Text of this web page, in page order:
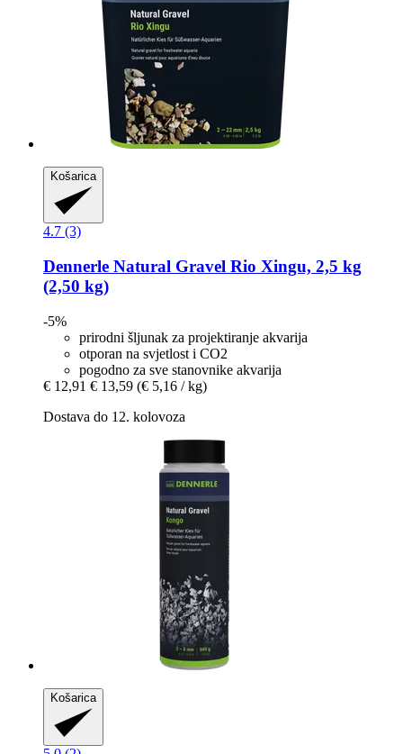
Košarica
4.7 (3)
Dennerle Natural Gravel Rio Xingu, 2,5 kg
(2,50 kg)
-5%
prirodni šljunak za projektiranje akvarija
otporan na svjetlost i CO2
pogodno za sve stanovnike akvarija
€ 12,91 € 13,59 (€ 5,16 / kg)
Dostava do 12. kolovoza
Košarica